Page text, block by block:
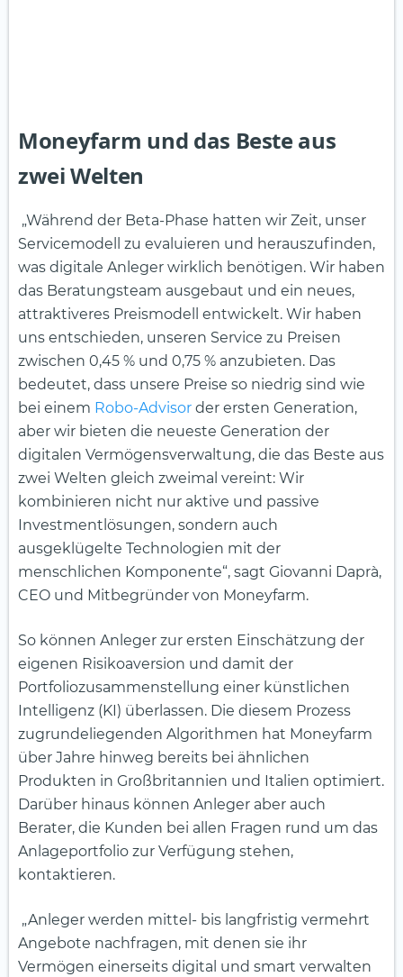
Moneyfarm und das Beste aus
zwei Welten
„Während der Beta-Phase hatten wir Zeit, unser
Servicemodell zu evaluieren und herauszufinden,
was digitale Anleger wirklich benötigen. Wir haben
das Beratungsteam ausgebaut und ein neues,
attraktiveres Preismodell entwickelt. Wir haben
uns entschieden, unseren Service zu Preisen
zwischen 0,45 % und 0,75 % anzubieten. Das
bedeutet, dass unsere Preise so niedrig sind wie
bei einem Robo-Advisor der ersten Generation,
aber wir bieten die neueste Generation der
digitalen Vermögensverwaltung, die das Beste aus
zwei Welten gleich zweimal vereint: Wir
kombinieren nicht nur aktive und passive
Investmentlösungen, sondern auch
ausgeklügelte Technologien mit der
menschlichen Komponente“, sagt Giovanni Daprà,
CEO und Mitbegründer von Moneyfarm.
So können Anleger zur ersten Einschätzung der
eigenen Risikoaversion und damit der
Portfoliozusammenstellung einer künstlichen
Intelligenz (KI) überlassen. Die diesem Prozess
zugrundeliegenden Algorithmen hat Moneyfarm
über Jahre hinweg bereits bei ähnlichen
Produkten in Großbritannien und Italien optimiert.
Darüber hinaus können Anleger aber auch
Berater, die Kunden bei allen Fragen rund um das
Anlageportfolio zur Verfügung stehen,
kontaktieren.
„Anleger werden mittel- bis langfristig vermehrt
Angebote nachfragen, mit denen sie ihr
Vermögen einerseits digital und smart verwalten